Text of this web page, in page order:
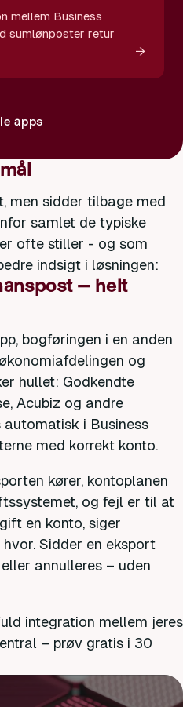
mellem Business
sumlønposter retur
→
apps
men sidder tilbage med
samlet de typiske
ofte stiller - og som
indsigt i løsningen:
– helt
bogføringen i en anden
og
hullet: Godkendte
Acubiz og andre
i Business
med korrekt konto.
kører, kontoplanen
og fejl er til at
en konto, siger
Sidder en eksport
annulleres – uden
integration mellem jeres
– prøv gratis i 30